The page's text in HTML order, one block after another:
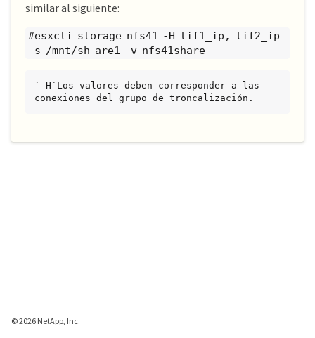
similar al siguiente:
#esxcli storage nfs41 -H lif1_ip, lif2_ip
-s /mnt/sh are1 -v nfs41share
`-H`Los valores deben corresponder a las
conexiones del grupo de troncalización.
© 2026 NetApp, Inc.